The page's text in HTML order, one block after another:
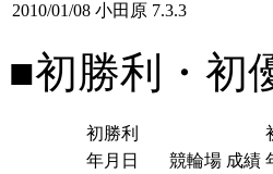
2010/01/08 小田原 7.3.3
■初勝利・初
初勝利
年月日
競輪場 成績